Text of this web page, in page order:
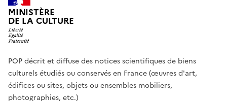
MINISTÈRE
DE LA CULTURE
POP décrit et diffuse des notices scientifiques de biens
culturels étudiés ou conservés en France (œuvres d'art,
édifices ou sites, objets ou ensembles mobiliers,
photographies, etc.)